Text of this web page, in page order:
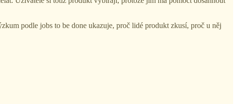
podle jobs to be done ukazuje, proč lidé produkt zkusí, proč u něj